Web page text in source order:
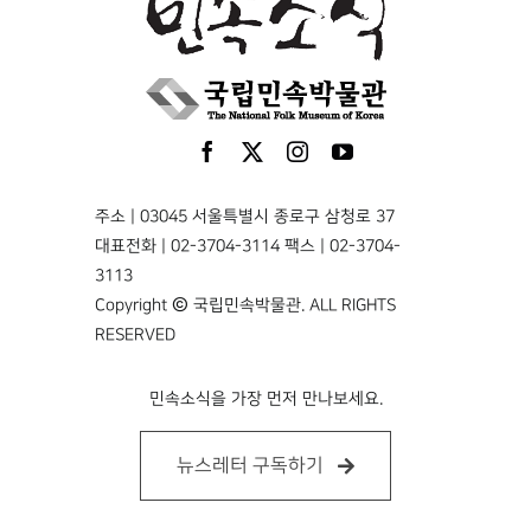
주소 | 03045 서울특별시 종로구 삼청로 37
대표전화 | 02-3704-3114 팩스 | 02-3704-
3113
Copyright © 국립민속박물관. ALL RIGHTS
RESERVED
민속소식을 가장 먼저 만나보세요.
뉴스레터 구독하기